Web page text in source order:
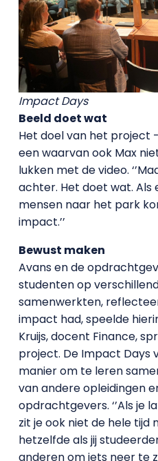
Impact Days
Beeld doet wat
Het doel van het project
een waarvan ook Max
lukken met de video.
achter. Het doet wat. Als
mensen naar het park
impact.’’
Bewust maken
Avans en de
studenten op
samenwerkten,
impact had, speelde
Kruijs, docent Finance,
project. De Impact Days
manier om te leren
van andere opleidingen
opdrachtgevers. ‘’Als je
zit je ook niet de hele tijd
hetzelfde als jij
anderen om iets neer te